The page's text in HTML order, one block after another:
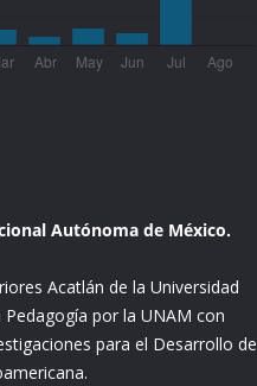
Autónoma de México.
Acatlán de la Universidad
por la UNAM con
para el Desarrollo de